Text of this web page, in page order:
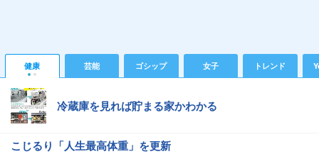
健康 芸能 ゴシップ 女子 トレンド
冷蔵庫を見れば貯まる家かわかる
こじるり「人生最高体重」を更新